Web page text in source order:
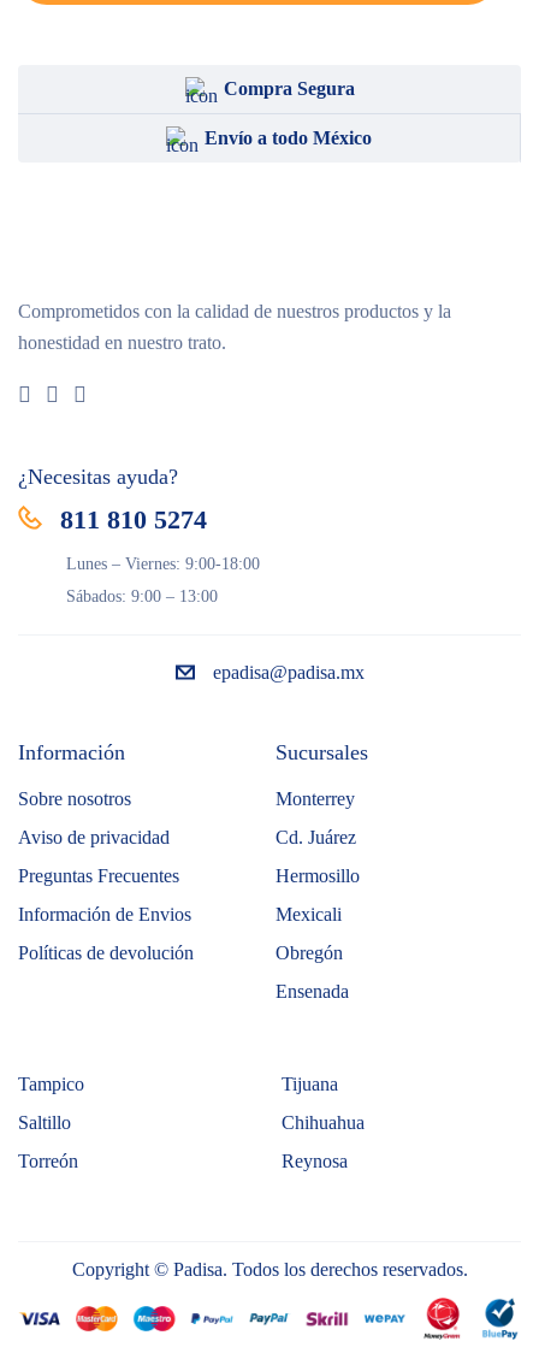
Compra Segura
Envío a todo México
Comprometidos con la calidad de nuestros productos y la
honestidad en nuestro trato.
¿Necesitas ayuda?
811 810 5274
Lunes – Viernes: 9:00-18:00
Sábados: 9:00 – 13:00
epadisa@padisa.mx
Información
Sobre nosotros
Aviso de privacidad
Preguntas Frecuentes
Información de Envios
Políticas de devolución
Sucursales
Monterrey
Cd. Juárez
Hermosillo
Mexicali
Obregón
Ensenada
Tampico
Tijuana
Saltillo
Chihuahua
Torreón
Reynosa
Copyright © Padisa. Todos los derechos reservados.